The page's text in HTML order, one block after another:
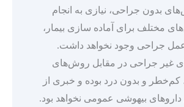
بدون جراحی، نیازی به انجام
مختلف برای آماده سازی بیمار،
جراحی وجود نخواهد داشت.
غیر جراحی در مقابل روش‌های
کم‌خطر و بدون درد بوده و خبری از
بیهوشی عمومی نخواهد بود.